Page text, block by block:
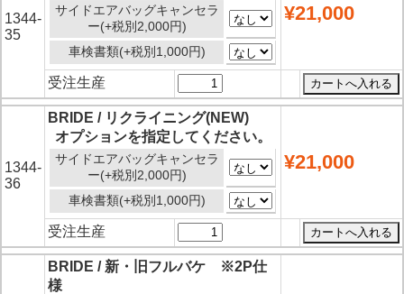
1344-
35
サイドエアバッグキャンセラ
ー(+税別2,000円)
車検書類(+税別1,000円)
¥21,000
受注生産
1344-
36
BRIDE / リクライニング(NEW)
オプションを指定してください。
サイドエアバッグキャンセラ
ー(+税別2,000円)
車検書類(+税別1,000円)
¥21,000
受注生産
BRIDE / 新・旧フルバケ ※2P仕
様